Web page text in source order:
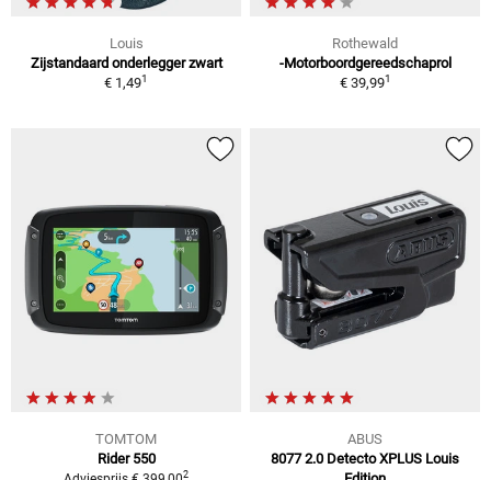
Louis
Zijstandaard onderlegger zwart
€ 1,491
Rothewald
-Motorboordgereedschaprol
€ 39,991
TOMTOM
Rider 550
2
ABUS
8077 2.0 Detecto XPLUS Louis